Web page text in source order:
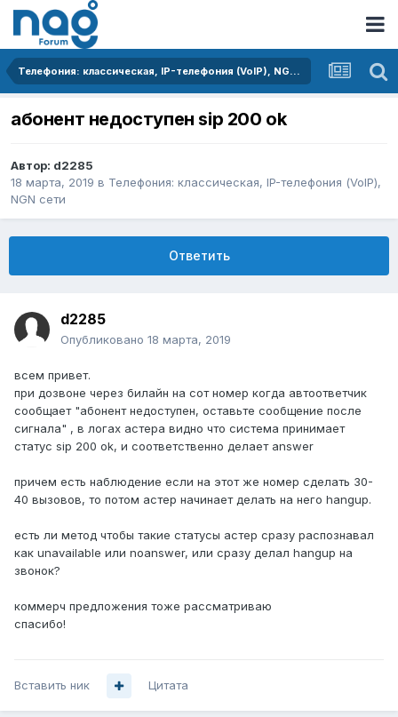
Телефония: классическая, IP-телефония (VoIP), NGN сети
абонент недоступен sip 200 ok
Автор: d2285
18 марта, 2019 в Телефония: классическая, IP-телефония (VoIP),
NGN сети
Ответить
d2285
Опубликовано 18 марта, 2019
всем привет.
при дозвоне через билайн на сот номер когда автоответчик
сообщает "абонент недоступен, оставьте сообщение после
сигнала" , в логах астера видно что система принимает
статус sip 200 ok, и соответственно делает answer
причем есть наблюдение если на этот же номер сделать 30-
40 вызовов, то потом астер начинает делать на него hangup.
есть ли метод чтобы такие статусы астер сразу распознавал
как unavailable или noanswer, или сразу делал hangup на
звонок?
коммерч предложения тоже рассматриваю
спасибо!
Вставить ник Цитата